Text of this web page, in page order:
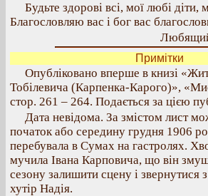
Будьте здорові всі, мої любі діти,
Благословляю вас і бог вас
Примітки
Опубліковано вперше в книзі
Тобілевича (Карпенка-Карого)»,
стор. 261 – 264. Подається за цією
Дата невідома. За змістом лист
початок або середину грудня 1906
перебувала в Сумах на гастролях.
мучила Івана Карповича, що він
сезону залишити сцену і звернутися
хутір Надія.